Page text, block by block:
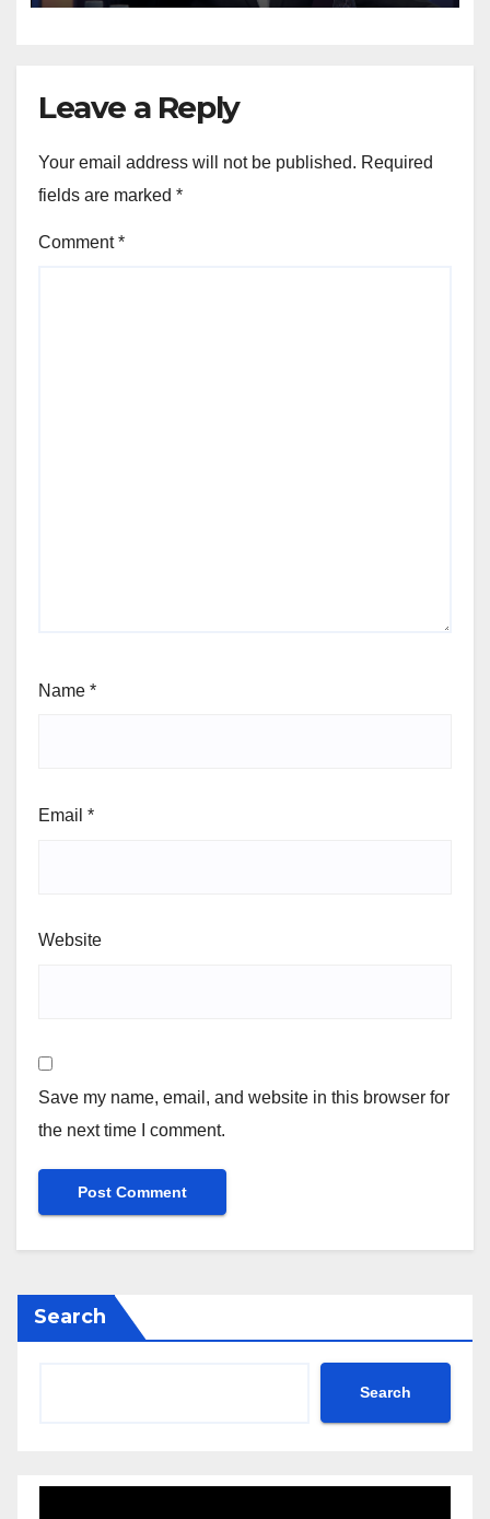
Leave a Reply
Your email address will not be published. Required
fields are marked *
Comment*
Name *
Email *
Website
Save my name, email, and website in this browser for
the next time I comment.
Search
Search